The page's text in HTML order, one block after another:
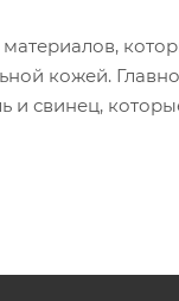
кожей.
и свинец,